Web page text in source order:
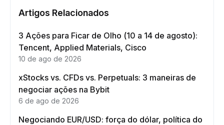
Artigos Relacionados
3 Ações para Ficar de Olho (10 a 14 de agosto):
Tencent, Applied Materials, Cisco
10 de ago de 2026
xStocks vs. CFDs vs. Perpetuals: 3 maneiras de
negociar ações na Bybit
6 de ago de 2026
Negociando EUR/USD: força do dólar, política do